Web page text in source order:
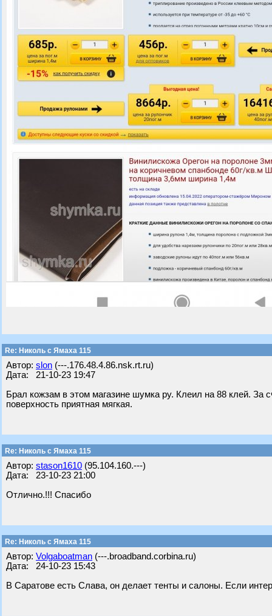
Re: Николь с Ямаха 115
Автор: slon (---.176.48.4.86.nsk.rt.ru)
Дата: 21-10-23 19:47
Брал кожзам в этом магазине шумка ру. Клеил на 88 клей.
поверхность приятная мягкая.
Re: Николь с Ямаха 115
Автор: stason1610 (95.104.160.---)
Дата: 23-10-23 21:00
Отлично.!!! Спасибо
Re: Николь с Ямаха 115
Автор: Volgaboatman (---.broadband.corbina.ru)
Дата: 24-10-23 15:43
В Саратове есть Слава, он делает тенты и салоны. Если